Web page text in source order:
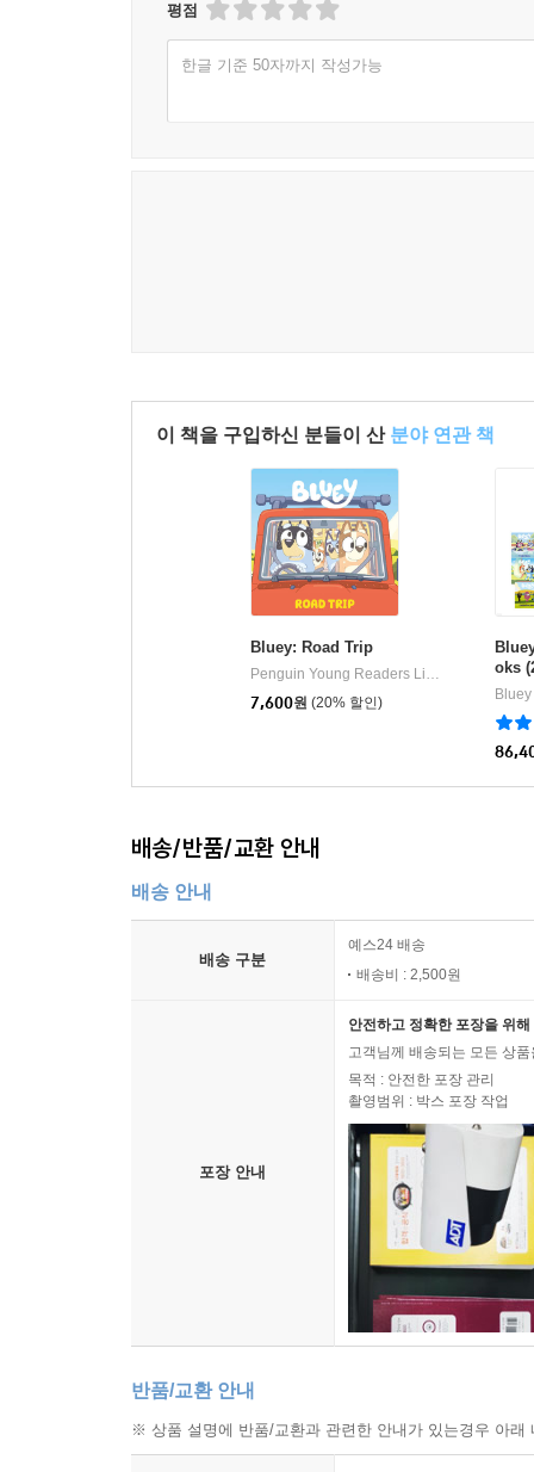
평점
한글 기준 50자까지 작성가능
이 책을 구입하신 분들이 산 분야 연관 책
Bluey: Road Trip
Penguin Young Readers Licenses
7,600원 (20% 할인)
oks
Bluey
배송/반품/교환 안내
배송 안내
배송 구분
예스24 배송
배송비 : 2,500원
포장 안내
안전하고 정확한 포장을 위
고객님께 배송되는 모든 상
목적 : 안전한 포장 관리
촬영범위 : 박스 포장 작업
반품/교환 안내
※ 상품 설명에 반품/교환과 관련한 안내가 있는경우 아